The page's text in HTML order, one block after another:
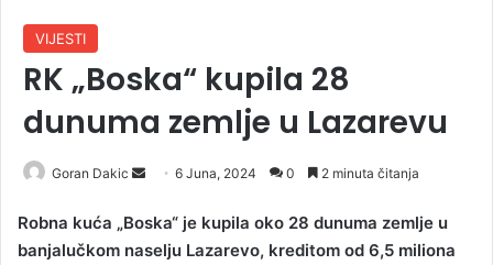
VIJESTI
RK „Boska“ kupila 28
dunuma zemlje u Lazarevu
Goran Dakic
n
d
6 Juna, 2024 0 2 minuta čitanja
Robna kuća „Boska“ je kupila oko 28 dunuma zemlje u
banjalučkom naselju Lazarevo, kreditom od 6,5 miliona